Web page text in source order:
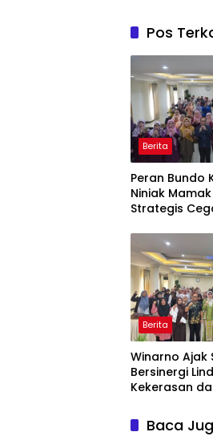
Pos
Berita
Peran Bundo
Niniak
Strategis
Berita
Winarno Ajak
Bersinergi
Kekerasan
Baca